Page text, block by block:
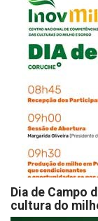
Dia de Campo
cultura do